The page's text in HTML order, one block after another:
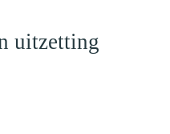
uitzetting